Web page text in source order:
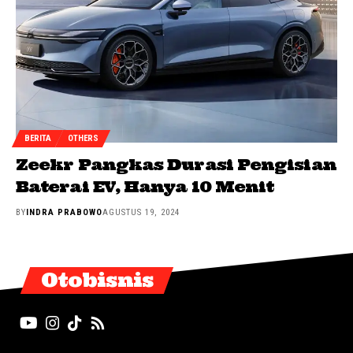
BERITA OTHERS
Zeekr Pangkas Durasi Pengisian
Baterai EV, Hanya 10 Menit
BYINDRA PRABOWOAGUSTUS 19, 2024
Otobisnis